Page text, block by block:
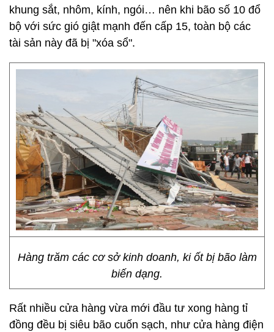
khung sắt, nhôm, kính, ngói… nên khi bão số 10 đổ
bộ với sức gió giật mạnh đến cấp 15, toàn bộ các
tài sản này đã bị "xóa sổ".
Hàng trăm các cơ sở kinh doanh, ki ốt bị bão làm
biến dạng.
Rất nhiều cửa hàng vừa mới đầu tư xong hàng tỉ
đồng đều bị siêu bão cuốn sạch, như cửa hàng điện